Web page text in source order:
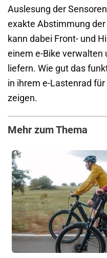
Auslesung der
exakte Abstimmung
kann dabei Front- und
einem e-Bike verwalten
liefern. Wie gut das
in ihrem e-Lastenrad
zeigen.
Mehr zum Thema